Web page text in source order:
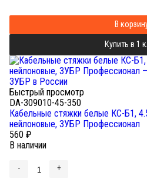
В
Купить в 1
Быстрый просмотр
DA-309010-45-350
Кабельные стяжки белые КС-Б1,
нейлоновые, ЗУБР Профессионал
560 ₽
В наличии
- +